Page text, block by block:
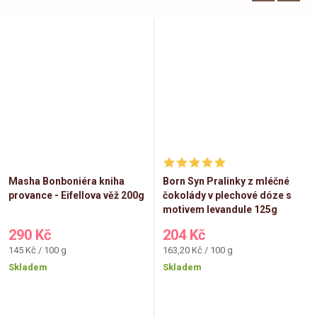
Masha Bonboniéra kniha
provance - Eifellova věž 200g
290 Kč
Měrná
cena:
145 Kč / 100 g
Skladem
Born Syn Pralinky z mléčné
čokolády v plechové dóze s
motivem levandule 125g
204 Kč
Měrná
cena:
163,20 Kč / 100 g
Skladem